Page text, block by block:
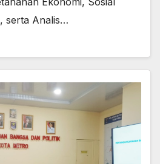
serta Analis…